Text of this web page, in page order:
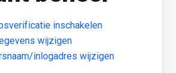
inschakelen
wijzigen
inlogadres wijzigen